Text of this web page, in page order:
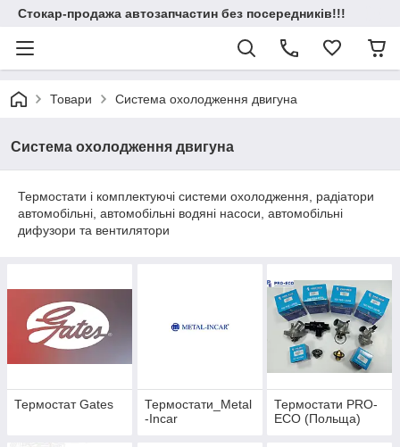
Стокар-продажа автозапчастин без посередників!!!
Товари Система охолодження двигуна
Система охолодження двигуна
Термостати і комплектуючі системи охолодження, радіатори
автомобільні, автомобільні водяні насоси, автомобільні
дифузори та вентилятори
Термостат Gates
Термостати_Metal
-Incar
Термостати PRO-
ECO (Польща)